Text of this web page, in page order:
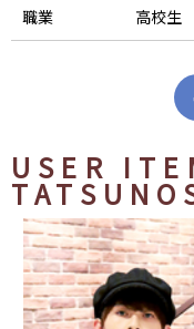
職業 高校生
USER